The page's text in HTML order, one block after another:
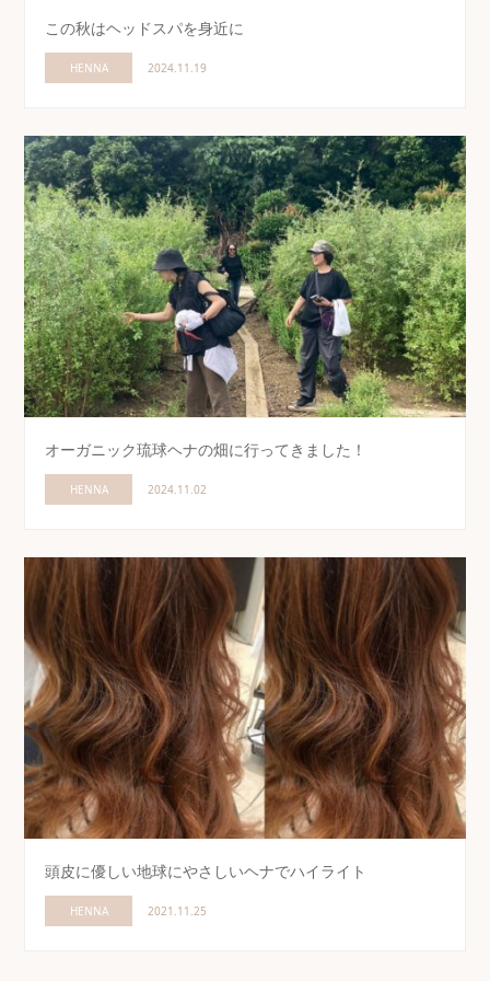
この秋はヘッドスパを身近に
HENNA 2024.11.19
オーガニック琉球ヘナの畑に行ってきました！
HENNA 2024.11.02
頭皮に優しい地球にやさしいヘナでハイライト
HENNA 2021.11.25